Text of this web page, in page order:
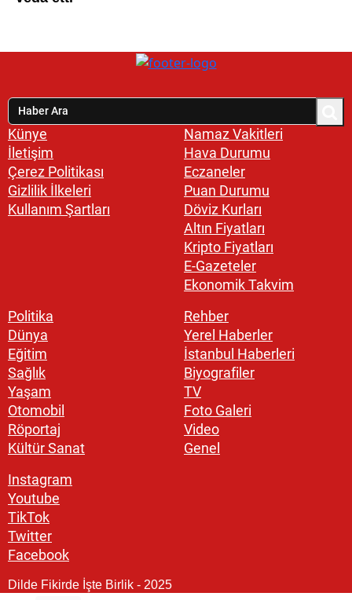
Künye
İletişim
Çerez Politikası
Gizlilik İlkeleri
Kullanım Şartları
Namaz Vakitleri
Hava Durumu
Eczaneler
Puan Durumu
Döviz Kurları
Altın Fiyatları
Kripto Fiyatları
E-Gazeteler
Ekonomik Takvim
Politika
Dünya
Eğitim
Sağlık
Yaşam
Otomobil
Röportaj
Kültür Sanat
Rehber
Yerel Haberler
İstanbul Haberleri
Biyografiler
TV
Foto Galeri
Video
Genel
Instagram
Youtube
TikTok
Twitter
Facebook
Dilde Fikirde İşte Birlik - 2025